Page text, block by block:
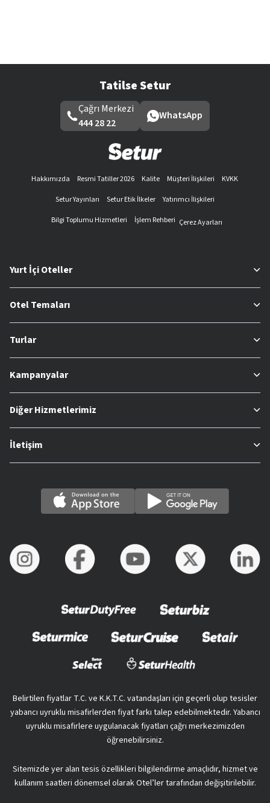
Tatilse Setur
Çağrı Merkezi
444 28 22
WhatsApp
Hakkımızda Resmi Tatiller 2026 Kalite Müşteri İlişkileri
KVKK
Setur Yayınları
Setur Etik İlkeler
Yatırımcı İlişkileri
Bilgi Toplumu Hizmetleri
İşlem Rehberi Çerez Ayarları
Yurt İçi Oteller
Otel Temaları
Turlar
Kampanyalar
Diğer Hizmetlerimiz
İletişim
Belirtilen fiyatlar T.C. ve K.K.T.C. vatandaşları için geçerli olup tesisler
yabancı uyruklu misafirlerden fiyat farkı talep edebilmektedir. Yabancı
uyruklu misafirlere uygulanacak fiyatları çağrı merkezimizden
öğrenebilirsiniz.
Sitemizde yer alan tesis özellikleri bilgilendirme amaçlıdır, hizmet ve
kullanım saatleri dönemsel olarak Otel’ler tarafından değişitirilebilir.